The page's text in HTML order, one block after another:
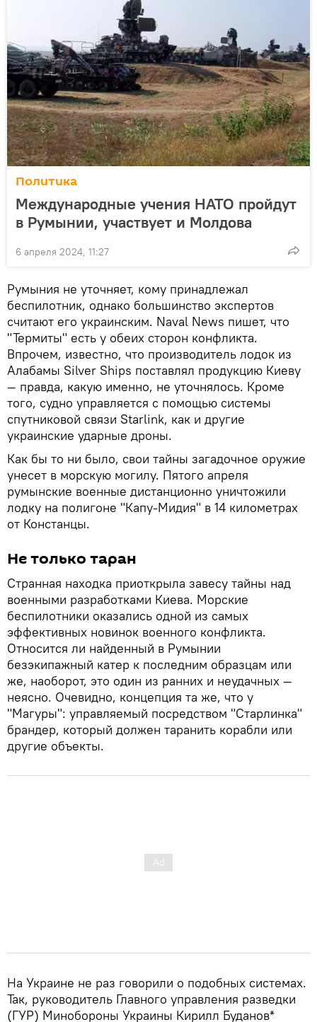
Политика
Международные учения НАТО пройдут
в Румынии, участвует и Молдова
6 апреля 2024, 11:27
Румыния не уточняет, кому принадлежал
беспилотник, однако большинство экспертов
считают его украинским. Naval News пишет, что
"Термиты" есть у обеих сторон конфликта.
Впрочем, известно, что производитель лодок из
Алабамы Silver Ships поставлял продукцию Киеву
— правда, какую именно, не уточнялось. Кроме
того, судно управляется с помощью системы
спутниковой связи Starlink, как и другие
украинские ударные дроны.
Как бы то ни было, свои тайны загадочное оружие
унесет в морскую могилу. Пятого апреля
румынские военные дистанционно уничтожили
лодку на полигоне "Капу-Мидия" в 14 километрах
от Констанцы.
Не только таран
Странная находка приоткрыла завесу тайны над
военными разработками Киева. Морские
беспилотники оказались одной из самых
эффективных новинок военного конфликта.
Относится ли найденный в Румынии
безэкипажный катер к последним образцам или
же, наоборот, это один из ранних и неудачных —
неясно. Очевидно, концепция та же, что у
"Магуры": управляемый посредством "Старлинка"
брандер, который должен таранить корабли или
другие объекты.
На Украине не раз говорили о подобных системах.
Так, руководитель Главного управления разведки
(ГУР) Минобороны Украины Кирилл Буданов*